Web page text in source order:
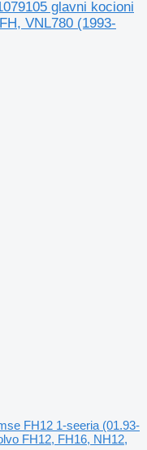
glavni kocioni
VNL780 (1993-
FH12 1-seeria (01.93-
FH12, FH16, NH12,